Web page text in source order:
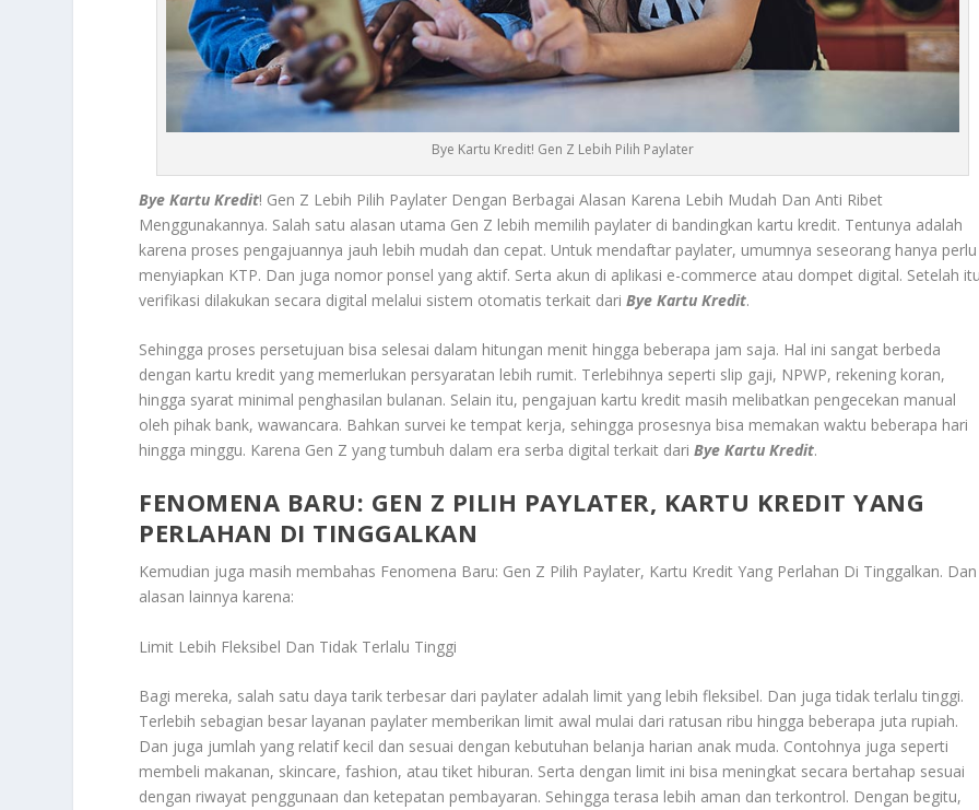
Bye Kartu Kredit! Gen Z Lebih Pilih Paylater
Bye Kartu Kredit! Gen Z Lebih Pilih Paylater Dengan Berbagai Alasan Karena Lebih Mudah Dan Anti Ribet
Menggunakannya. Salah satu alasan utama Gen Z lebih memilih paylater di bandingkan kartu kredit. Tentunya adalah
karena proses pengajuannya jauh lebih mudah dan cepat. Untuk mendaftar paylater, umumnya seseorang hanya perlu
menyiapkan KTP. Dan juga nomor ponsel yang aktif. Serta akun di aplikasi e-commerce atau dompet digital. Setelah
verifikasi dilakukan secara digital melalui sistem otomatis terkait dariBye Kartu Kredit.
Sehingga proses persetujuan bisa selesai dalam hitungan menit hingga beberapa jam saja. Hal ini sangat berbeda
dengan kartu kredit yang memerlukan persyaratan lebih rumit. Terlebihnya seperti slip gaji, NPWP, rekening koran,
hingga syarat minimal penghasilan bulanan. Selain itu, pengajuan kartu kredit masih melibatkan pengecekan manual
oleh pihak bank, wawancara. Bahkan survei ke tempat kerja, sehingga prosesnya bisa memakan waktu beberapa hari
hingga minggu. Karena Gen Z yang tumbuh dalam era serba digital terkait dariBye Kartu Kredit.
FENOMENA BARU: GEN Z PILIH PAYLATER, KARTU KREDIT YANG
PERLAHAN DI TINGGALKAN
Kemudian juga masih membahas Fenomena Baru: Gen Z Pilih Paylater, Kartu Kredit Yang Perlahan Di Tinggalkan. Dan
alasan lainnya karena:
Limit Lebih Fleksibel Dan Tidak Terlalu Tinggi
Bagi mereka, salah satu daya tarik terbesar dari paylater adalah limit yang lebih fleksibel. Dan juga tidak terlalu tinggi.
Terlebih sebagian besar layanan paylater memberikan limit awal mulai dari ratusan ribu hingga beberapa juta rupiah.
Dan juga jumlah yang relatif kecil dan sesuai dengan kebutuhan belanja harian anak muda. Contohnya juga seperti
membeli makanan, skincare, fashion, atau tiket hiburan. Serta dengan limit ini bisa meningkat secara bertahap sesuai
dengan riwayat penggunaan dan ketepatan pembayaran. Sehingga terasa lebih aman dan terkontrol. Dengan begitu,